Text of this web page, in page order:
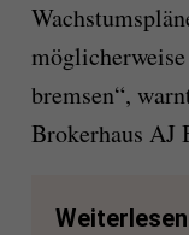
bremsen“,
Brokerhaus AJ
Weiterlesen